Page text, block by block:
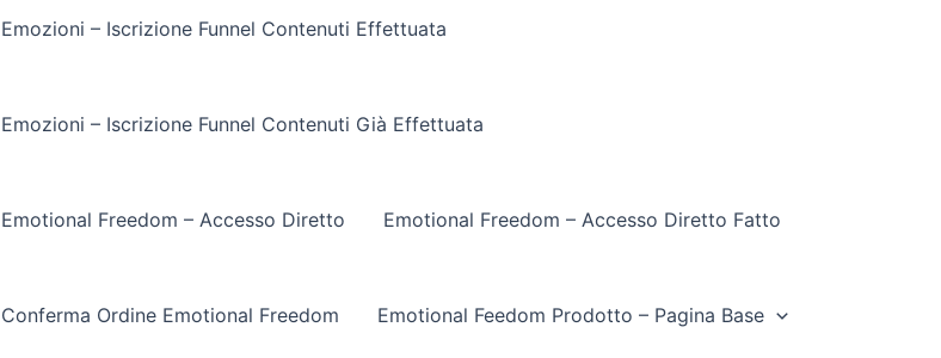
Emozioni – Iscrizione Funnel Contenuti Effettuata
Emozioni – Iscrizione Funnel Contenuti Già Effettuata
Emotional Freedom – Accesso Diretto Emotional Freedom – Accesso Diretto Fatto
Conferma Ordine Emotional Freedom Emotional Feedom Prodotto – Pagina Base